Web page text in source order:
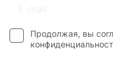
Продолжая, вы